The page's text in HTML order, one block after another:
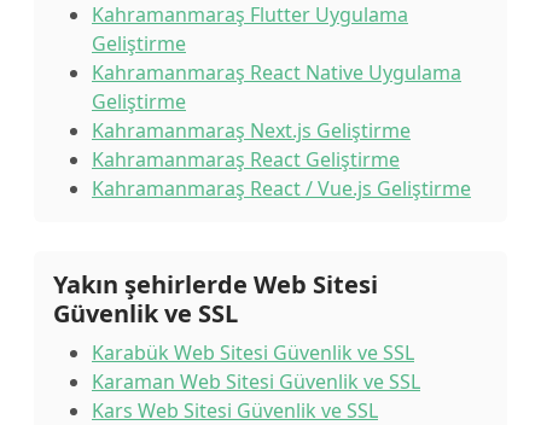
Kahramanmaraş Flutter Uygulama
Geliştirme
Kahramanmaraş React Native Uygulama
Geliştirme
Kahramanmaraş Next.js Geliştirme
Kahramanmaraş React Geliştirme
Kahramanmaraş React / Vue.js Geliştirme
Yakın şehirlerde Web Sitesi
Güvenlik ve SSL
Karabük Web Sitesi Güvenlik ve SSL
Karaman Web Sitesi Güvenlik ve SSL
Kars Web Sitesi Güvenlik ve SSL